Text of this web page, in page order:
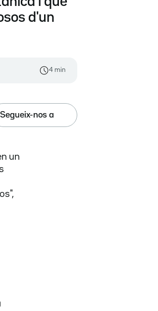
d'un
4 min
Segueix-nos a
un